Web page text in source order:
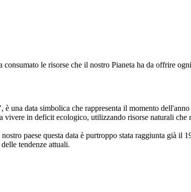
le risorse che il nostro Pianeta ha da offrire
una data simbolica che rappresenta il momento
vivere in deficit ecologico, utilizzando risorse naturali
paese questa data è purtroppo stata raggiunta già
tendenze attuali.